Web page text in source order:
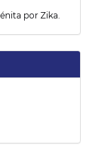
por Zika.